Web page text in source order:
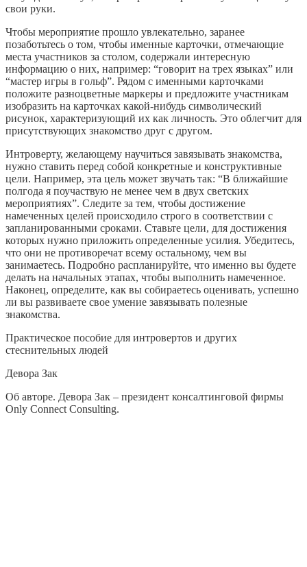
свои руки.
Чтобы мероприятие прошло увлекательно, заранее
позаботьтесь о том, чтобы именные карточки, отмечающие
места участников за столом, содержали интересную
информацию о них, например: “говорит на трех языках” или
“мастер игры в гольф”. Рядом с именными карточками
положите разноцветные маркеры и предложите участникам
изобразить на карточках какой-нибудь символический
рисунок, характеризующий их как личность. Это облегчит для
присутствующих знакомство друг с другом.
Интроверту, желающему научиться завязывать знакомства,
нужно ставить перед собой конкретные и конструктивные
цели. Например, эта цель может звучать так: “В ближайшие
полгода я поучаствую не менее чем в двух светских
мероприятиях”. Следите за тем, чтобы достижение
намеченных целей происходило строго в соответствии с
запланированными сроками. Ставьте цели, для достижения
которых нужно приложить определенные усилия. Убедитесь,
что они не противоречат всему остальному, чем вы
занимаетесь. Подробно распланируйте, что именно вы будете
делать на начальных этапах, чтобы выполнить намеченное.
Наконец, определите, как вы собираетесь оценивать, успешно
ли вы развиваете свое умение завязывать полезные
знакомства.
Практическое пособие для интровертов и других
стеснительных людей
Девора Зак
Об авторе. Девора Зак – президент консалтинговой фирмы
Only Connect Consulting.